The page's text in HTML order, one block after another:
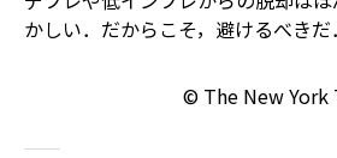
かしい．だからこそ，避けるべきだ．
© The New York